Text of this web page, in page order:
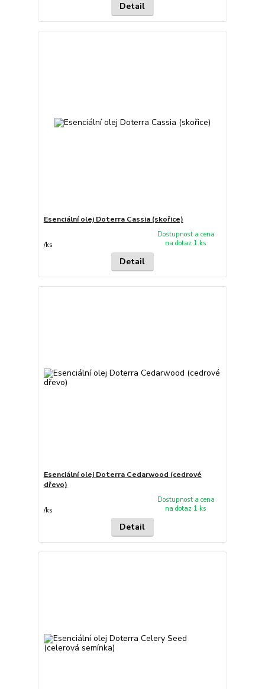
Detail
Esenciální olej Doterra Cassia (skořice)
/ks
Dostupnost a cena
na dotaz 1 ks
Detail
Esenciální olej Doterra Cedarwood (cedrové
dřevo)
/ks
Dostupnost a cena
na dotaz 1 ks
Detail